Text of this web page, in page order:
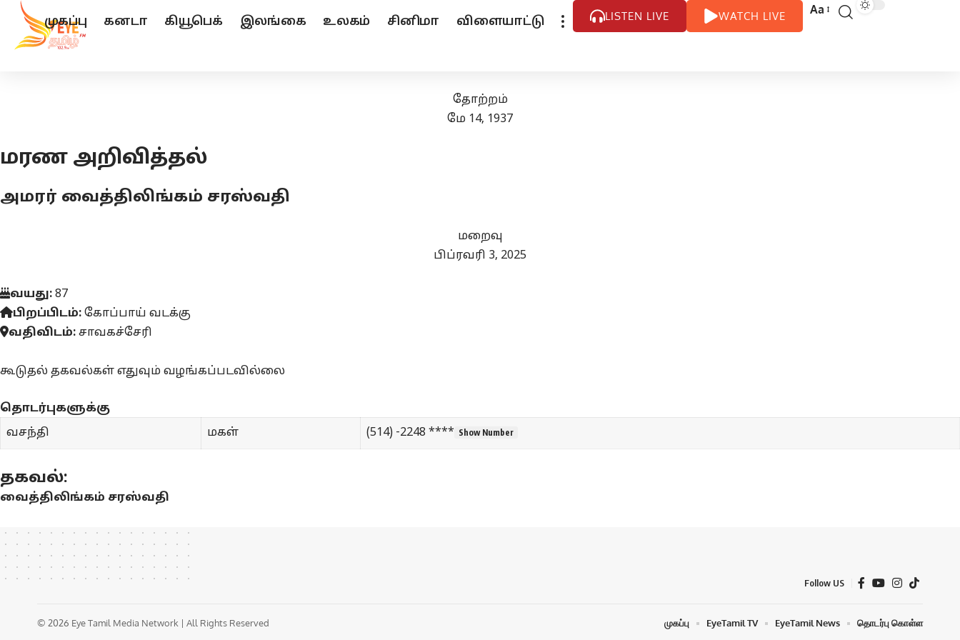
முகப்பு கனடா கியூபெக் இலங்கை உலகம் சினிமா விளையாட்டு LISTEN LIVE WATCH LIVE Aa
தோற்றம்
மே 14, 1937
மரண அறிவித்தல்
அமரர் வைத்திலிங்கம் சரஸ்வதி
மறைவு
பிப்ரவரி 3, 2025
வயது: 87
பிறப்பிடம்: கோப்பாய் வடக்கு
வதிவிடம்: சாவகச்சேரி
கூடுதல் தகவல்கள் எதுவும் வழங்கப்படவில்லை
தொடர்புகளுக்கு
வசந்தி
மகள் (514) -2248 **** Show Number
தகவல்:
வைத்திலிங்கம் சரஸ்வதி
Follow US
© 2026 Eye Tamil Media Network | All Rights Reserved முகப்பு EyeTamil TV EyeTamil News தொடர்பு கொள்ள